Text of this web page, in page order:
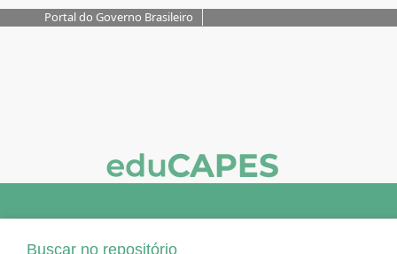
Portal do Governo Brasileiro